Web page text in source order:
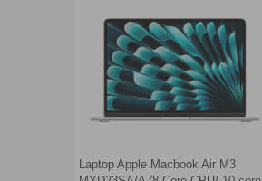
Laptop Apple Macbook Air M3